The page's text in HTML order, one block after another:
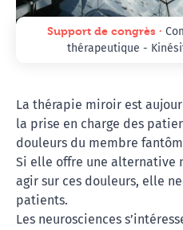
Support de congrès ∙
thérapeutique -
La thérapie miroir est
la prise en charge des
douleurs du membre
Si elle offre une alternative
agir sur ces douleurs, elle
patients.
Les neurosciences